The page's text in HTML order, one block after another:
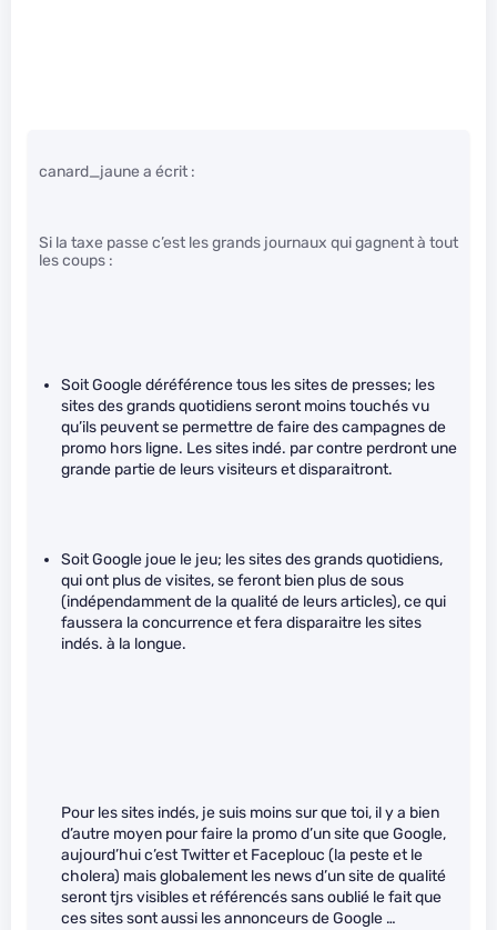
canard_jaune a écrit :
Si la taxe passe c’est les grands journaux qui gagnent à tout
les coups :
Soit Google déréférence tous les sites de presses; les
sites des grands quotidiens seront moins touchés vu
qu’ils peuvent se permettre de faire des campagnes de
promo hors ligne. Les sites indé. par contre perdront une
grande partie de leurs visiteurs et disparaitront.
Soit Google joue le jeu; les sites des grands quotidiens,
qui ont plus de visites, se feront bien plus de sous
(indépendamment de la qualité de leurs articles), ce qui
faussera la concurrence et fera disparaitre les sites
indés. à la longue.
Pour les sites indés, je suis moins sur que toi, il y a bien
d’autre moyen pour faire la promo d’un site que Google,
aujourd’hui c’est Twitter et Faceplouc (la peste et le
cholera) mais globalement les news d’un site de qualité
seront tjrs visibles et référencés sans oublié le fait que
ces sites sont aussi les annonceurs de Google …